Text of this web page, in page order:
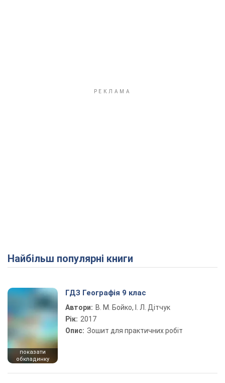
Найбільш популярні книги
показати
обкладинку
ГДЗ Географія 9 клас
Автори: В. М. Бойко, І. Л. Дітчук
Рік: 2017
Опис: Зошит для практичних робіт